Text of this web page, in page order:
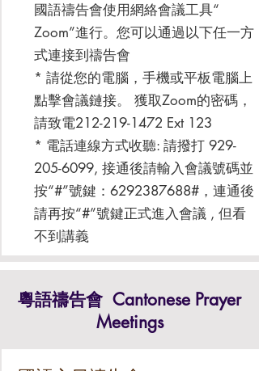
國語禱告會使用網絡會議工具“
Zoom”進行。您可以通過以下任一方
式連接到禱告會
* 請從您的電腦，手機或平板電腦上
點擊會議鏈接。 獲取Zoom的密碼，
請致電212-219-1472 Ext 123
* 電話連線方式收聽: 請撥打 929-
205-6099, 接通後請輸入會議號碼並
按“#”號鍵：6292387688#，連通後
請再按“#”號鍵正式進入會議 , 但看
不到講義
粵語禱告會 Cantonese Prayer
Meetings